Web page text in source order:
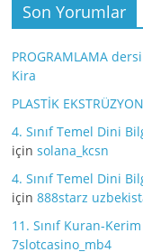
Son Yorumlar
PROGRAMLAMA
Kira
PLASTİK
4. Sınıf Temel Dini
içinsolana_kcsn
4. Sınıf Temel Dini
için888starz
11. Sınıf Kuran-
7slotcasino_mb4